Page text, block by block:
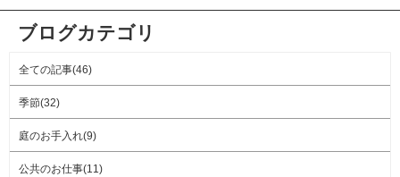
ブログカテゴリ
全ての記事(46)
季節(32)
庭のお手入れ(9)
公共のお仕事(11)